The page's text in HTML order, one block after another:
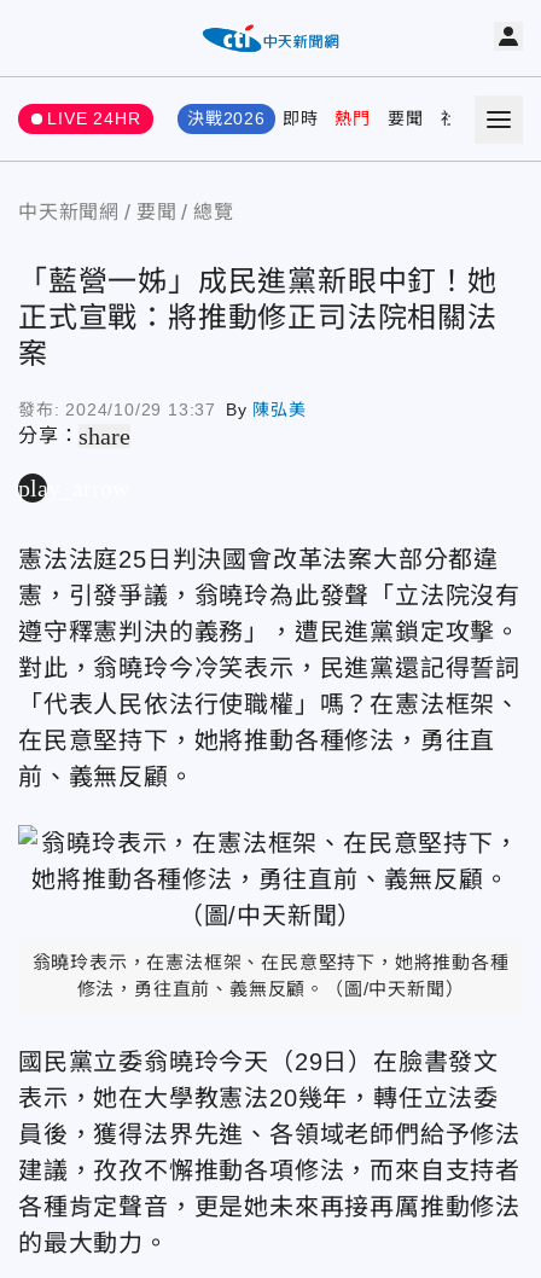
LIVE 24HR 決戰2026 即時 熱門 要聞 社會 娛樂
中天新聞網 要聞 總覽
「藍營一姊」成民進黨新眼中釘！她
正式宣戰：將推動修正司法院相關法
案
發布: 2024/10/29 13:37 By 陳弘美
分享：share
play_arrow
憲法法庭25日判決國會改革法案大部分都違
憲，引發爭議，翁曉玲為此發聲「立法院沒有
遵守釋憲判決的義務」，遭民進黨鎖定攻擊。
對此，翁曉玲今冷笑表示，民進黨還記得誓詞
「代表人民依法行使職權」嗎？在憲法框架、
在民意堅持下，她將推動各種修法，勇往直
前、義無反顧。
翁曉玲表示，在憲法框架、在民意堅持下，她將推動各種
修法，勇往直前、義無反顧。（圖/中天新聞）
國民黨立委翁曉玲今天（29日）在臉書發文
表示，她在大學教憲法20幾年，轉任立法委
員後，獲得法界先進、各領域老師們給予修法
建議，孜孜不懈推動各項修法，而來自支持者
各種肯定聲音，更是她未來再接再厲推動修法
的最大動力。